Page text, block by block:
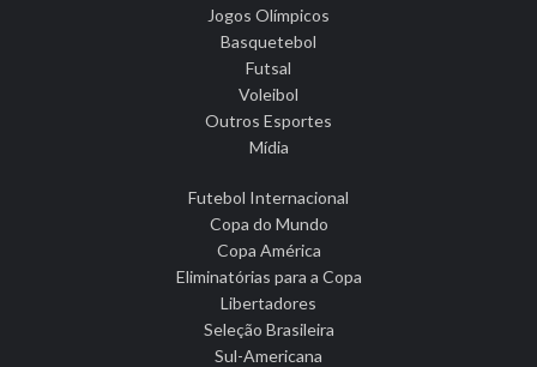
Jogos Olímpicos
Basquetebol
Futsal
Voleibol
Outros Esportes
Mídia
Futebol Internacional
Copa do Mundo
Copa América
Eliminatórias para a Copa
Libertadores
Seleção Brasileira
Sul-Americana